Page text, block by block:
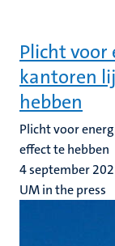
Plicht voor
kantoren
hebben
Plicht voor
effect te hebben
4 september
UM in the press